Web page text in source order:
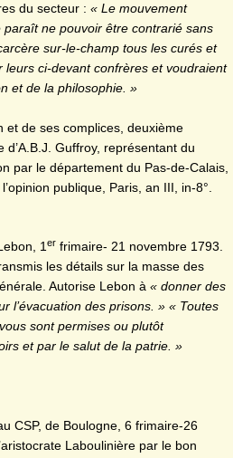
du secteur : « Le mouvement
ne pouvoir être contrarié sans
sur-le-champ tous les curés et
leurs ci-devant confrères et voudraient
et de la philosophie. »
et de ses complices, deuxième
Guffroy, représentant du
par le département du Pas-de-Calais,
publique, Paris, an III, in-8°.
1er frimaire- 21 novembre 1793.
les détails sur la masse des
Autorise Lebon à « donner des
l’évacuation des prisons. » « Toutes
sont permises ou plutôt
et par le salut de la patrie. »
CSP, de Boulogne, 6 frimaire-26
Laboulinière par le bon